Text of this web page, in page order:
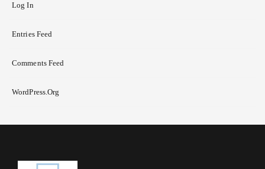
Log In
Entries Feed
Comments Feed
WordPress.org